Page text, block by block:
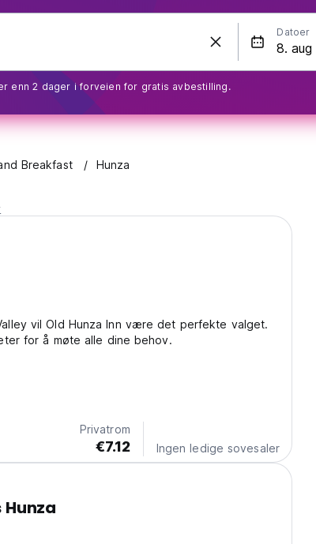
Datoer
enn 2 dager i forveien for gratis avbestilling.
Breakfast Hunza
vil Old Hunza Inn være det perfekte valget.
for å møte alle dine behov.
Privatrom
€7.12 Ingen ledige sovesaler